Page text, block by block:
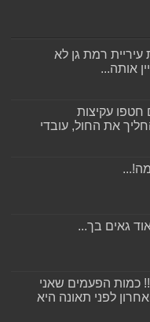
עיריית רמת גן לא
אותה...
חטפו עקיצות
את החול, עובדי
גאים בך...
כמות הפעמים שאני
לפני תאונה היא